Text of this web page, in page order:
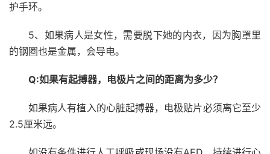
护手环。
5、如果病人是女性，需要脱下她的内衣，因为胸罩里
的钢圈也是金属，会导电。
Q:如果有起搏器，电极片之间的距离为多少？
如果病人有植入的心脏起搏器，电极贴片必须离它至少
2.5厘米远。